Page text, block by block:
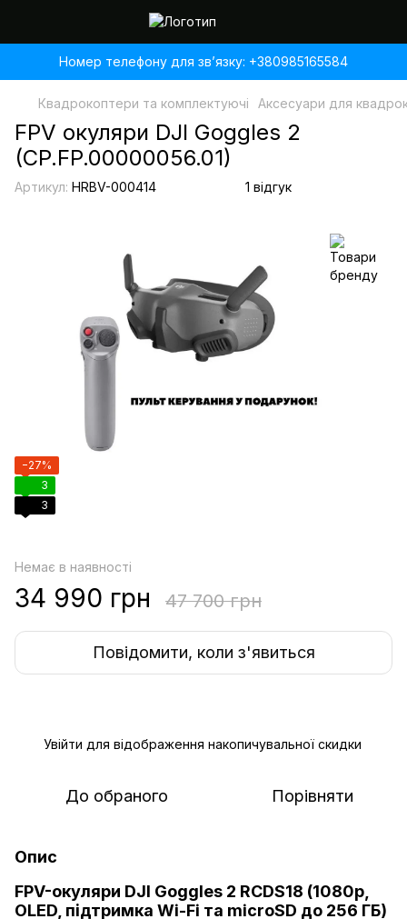
Номер телефону для звʼязку: +380985165584
Квадрокоптери та комплектуючі Аксесуари для
FPV окуляри DJI Goggles 2
(CP.FP.00000056.01)
Артикул: HRBV-000414 1 відгук
−27%
3
3
Немає в наявності
34 990 грн 47 700 грн
Повідомити, коли з'явиться
Увійти для відображення накопичувальної скидки
До обраного Порівняти
Опис
FPV-окуляри DJI Goggles 2 RCDS18 (1080p,
OLED, підтримка Wi-Fi та microSD до 256 ГБ)